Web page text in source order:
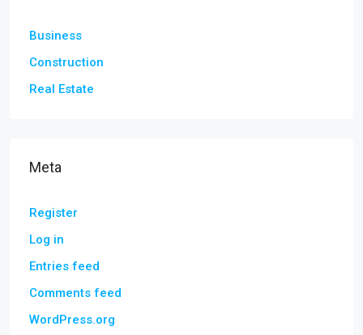
Business
Construction
Real Estate
Meta
Register
Log in
Entries feed
Comments feed
WordPress.org